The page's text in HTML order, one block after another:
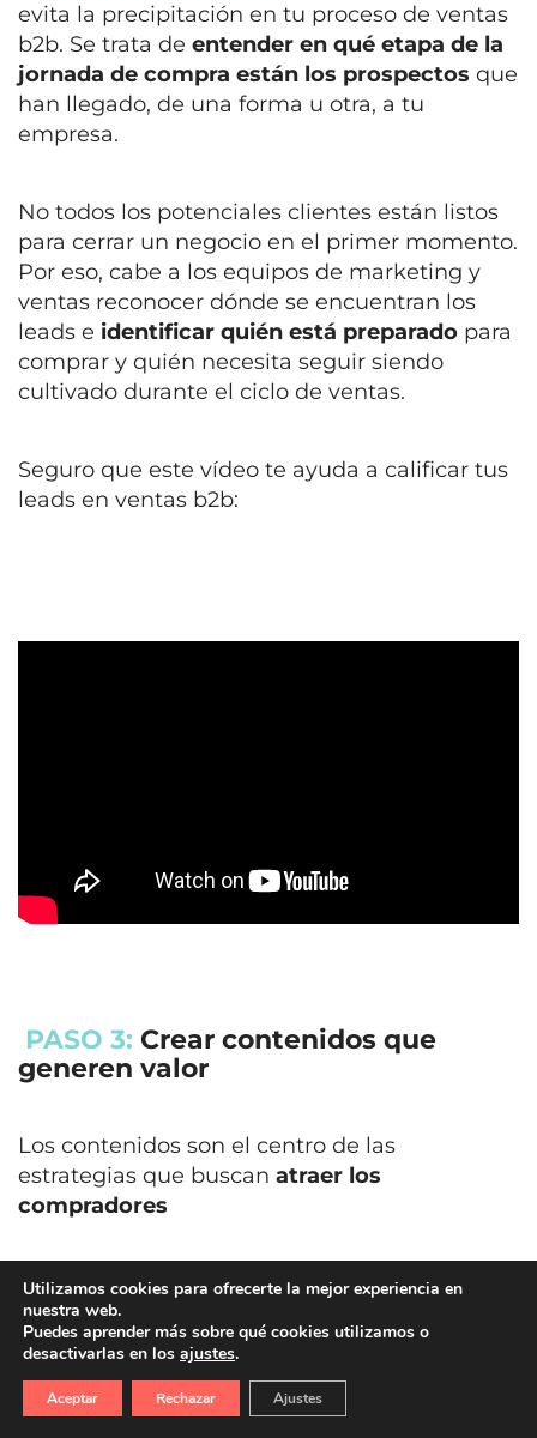
evita la precipitación en tu proceso de ventas
b2b. Se trata de entender en qué etapa de la
jornada de compra están los prospectos que
han llegado, de una forma u otra, a tu
empresa.
No todos los potenciales clientes están listos
para cerrar un negocio en el primer momento.
Por eso, cabe a los equipos de marketing y
ventas reconocer dónde se encuentran los
leads e identificar quién está preparado para
comprar y quién necesita seguir siendo
cultivado durante el ciclo de ventas.
Seguro que este vídeo te ayuda a calificar tus
leads en ventas b2b:
PASO 3: Crear contenidos que
generen valor
Los contenidos son el centro de las
estrategias que buscan atraer los
compradores
Utilizamos cookies para ofrecerte la mejor experiencia en
nuestra web.
Puedes aprender más sobre qué cookies utilizamos o
desactivarlas en los ajustes.
Aceptar Rechazar Ajustes